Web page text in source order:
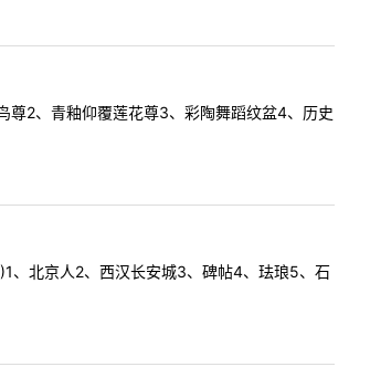
2、青釉仰覆莲花尊3、彩陶舞蹈纹盆4、历史
、北京人2、西汉长安城3、碑帖4、珐琅5、石